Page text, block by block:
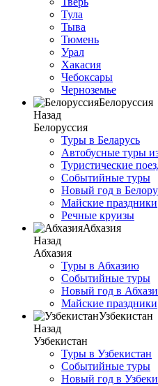
Тула
Тыва
Тюмень
Урал
Хакасия
Чебоксары
Черноземье
Белоруссия
Назад
Белоруссия
Туры в Беларусь
Автобусные туры
Туристические
Событийные туры
Новый год в
Майские праздники
Речные круизы
Абхазия
Назад
Абхазия
Туры в Абхазию
Событийные туры
Новый год в
Майские праздники
Узбекистан
Назад
Узбекистан
Туры в Узбекистан
Событийные туры
Новый год в